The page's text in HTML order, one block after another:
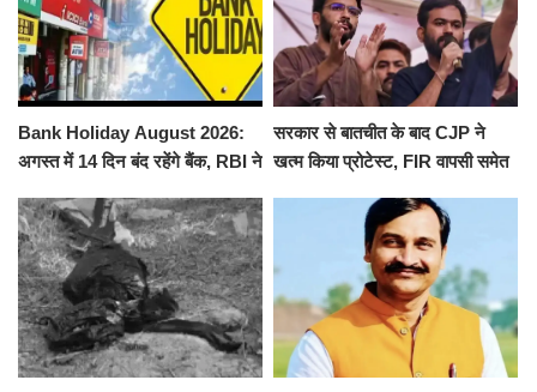
Bank Holiday August 2026:
अगस्त में 14 दिन बंद रहेंगे बैंक, RBI ने
सरकार से बातचीत के बाद CJP ने
खत्म किया प्रोटेस्ट, FIR वापसी समेत